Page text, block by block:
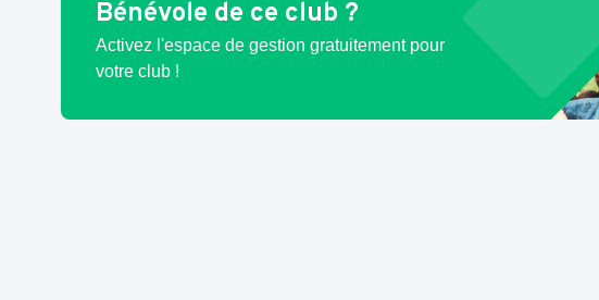
Bénévole de ce club ?
Activez l'espace de gestion gratuitement pour
votre club !